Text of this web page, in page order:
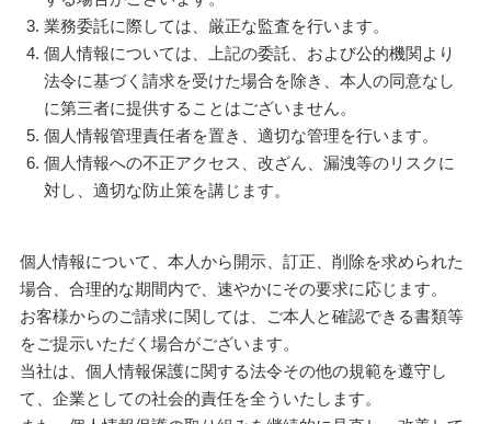
業務委託に際しては、厳正な監査を行います。
個人情報については、上記の委託、および公的機関より
法令に基づく請求を受けた場合を除き、本人の同意なし
に第三者に提供することはございません。
個人情報管理責任者を置き、適切な管理を行います。
個人情報への不正アクセス、改ざん、漏洩等のリスクに
対し、適切な防止策を講じます。
個人情報について、本人から開示、訂正、削除を求められた
場合、合理的な期間内で、速やかにその要求に応じます。
お客様からのご請求に関しては、ご本人と確認できる書類等
をご提示いただく場合がございます。
当社は、個人情報保護に関する法令その他の規範を遵守し
て、企業としての社会的責任を全ういたします。